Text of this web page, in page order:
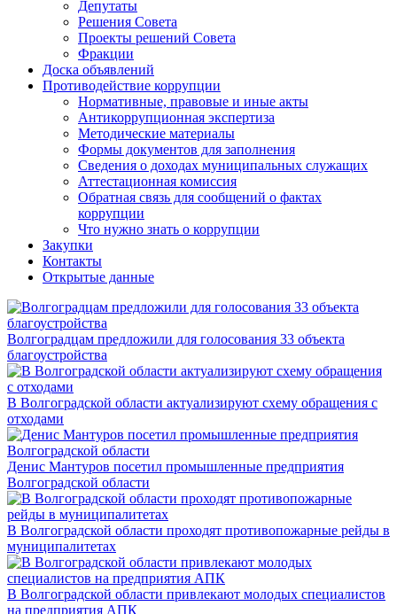
Депутаты
Решения Совета
Проекты решений Совета
Фракции
Доска объявлений
Противодействие коррупции
Нормативные, правовые и иные акты
Антикоррупционная экспертиза
Методические материалы
Формы документов для заполнения
Сведения о доходах муниципальных служащих
Аттестационная комиссия
Обратная связь для сообщений о фактах
коррупции
Что нужно знать о коррупции
Закупки
Контакты
Открытые данные
Волгоградцам предложили для голосования 33 объекта
благоустройства
В Волгоградской области актуализируют схему обращения с
отходами
Денис Мантуров посетил промышленные предприятия
Волгоградской области
В Волгоградской области проходят противопожарные рейды в
муниципалитетах
В Волгоградской области привлекают молодых специалистов
на предприятия АПК